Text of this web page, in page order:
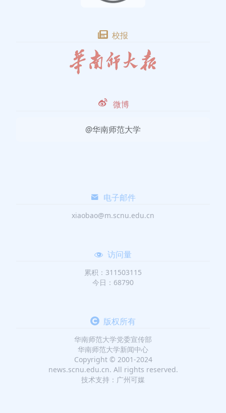
校报
微博
@华南师范大学
电子邮件
xiaobao@m.scnu.edu.cn
访问量
累积：311503115
今日：68790
版权所有
华南师范大学党委宣传部
华南师范大学新闻中心
Copyright © 2001-2024
news.scnu.edu.cn. All rights reserved.
技术支持：广州可媒